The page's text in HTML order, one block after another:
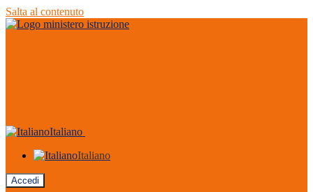
Salta al contenuto
Italiano
Italiano
Accedi